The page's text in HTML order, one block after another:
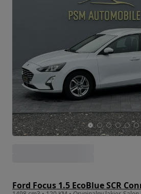
Ford Focus 1.5 EcoBlue SCR